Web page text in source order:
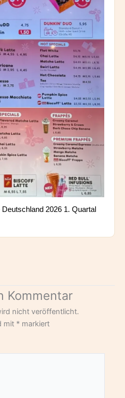
2026 1. Quartal
Kommentar
nicht veröffentlicht.
mit * markiert